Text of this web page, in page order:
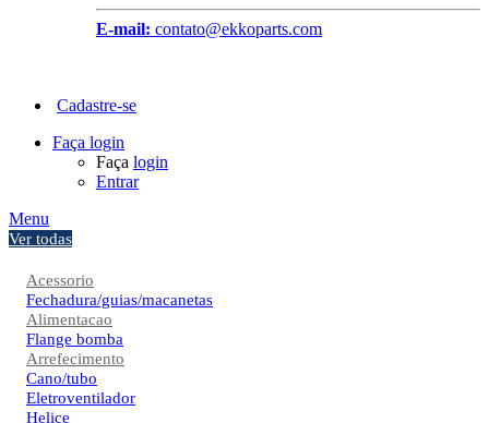
E-mail: contato@ekkoparts.com
Cadastre-se
Faça login
Faça login
Entrar
Menu
Ver todas
Acessorio
Fechadura/guias/macanetas
Alimentacao
Flange bomba
Arrefecimento
Cano/tubo
Eletroventilador
Helice